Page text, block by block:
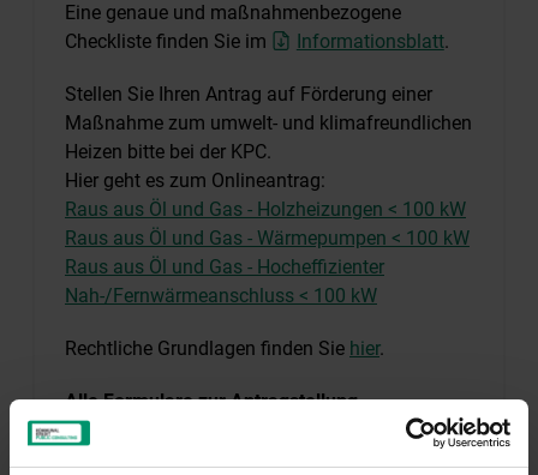
Eine genaue und maßnahmenbezogene
Checkliste finden Sie im
Informationsblatt.
Stellen Sie Ihren Antrag auf Förderung einer
Maßnahme zum umwelt- und klimafreundlichen
Heizen bitte bei der KPC.
Hier geht es zum Onlineantrag:
Raus aus Öl und Gas - Holzheizungen < 100 kW
Raus aus Öl und Gas - Wärmepumpen < 100 kW
Raus aus Öl und Gas - Hocheffizienter
Nah-/Fernwärmeanschluss < 100 kW
Rechtliche Grundlagen finden Sie hier.
Alle Formulare zur Antragstellung